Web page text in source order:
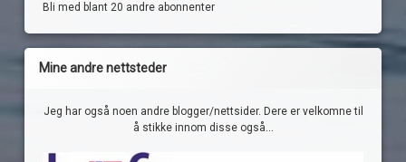
Bli med blant 20 andre abonnenter
Mine andre nettsteder
Jeg har også noen andre blogger/nettsider. Dere er velkomne til
å stikke innom disse også...